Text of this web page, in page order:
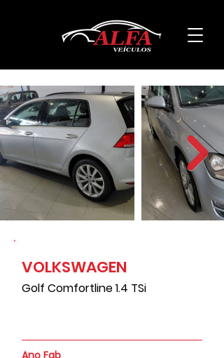
VOLKSWAGEN
99000
Golf Comfortline 1.4 TSi
Ano Fab